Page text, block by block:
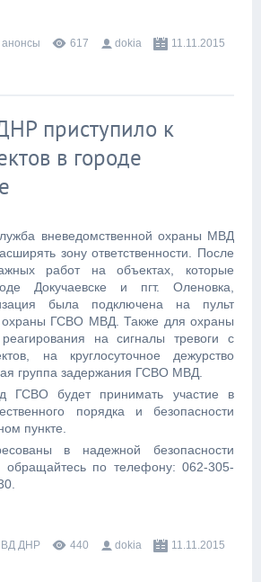
анонсы 617 dokia
11.11.2015
приступило к
в городе
вневедомственной охраны МВД
зону ответственности. После
работ на объектах, которые
Докучаевске и пгт. Оленовка,
была подключена на пульт
охраны ГСВО МВД. Также для охраны
на сигналы тревоги с
на круглосуточное дежурство
группа задержания ГСВО МВД.
ГСВО будет принимать участие в
порядка и безопасности
пункте.
в надежной безопасности
обращайтесь по телефону: 062-305-
ДНР 440 dokia
11.11.2015